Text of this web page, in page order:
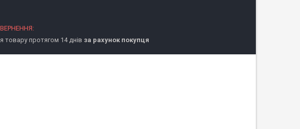
товару протягом 14 днів за рахунок покупця